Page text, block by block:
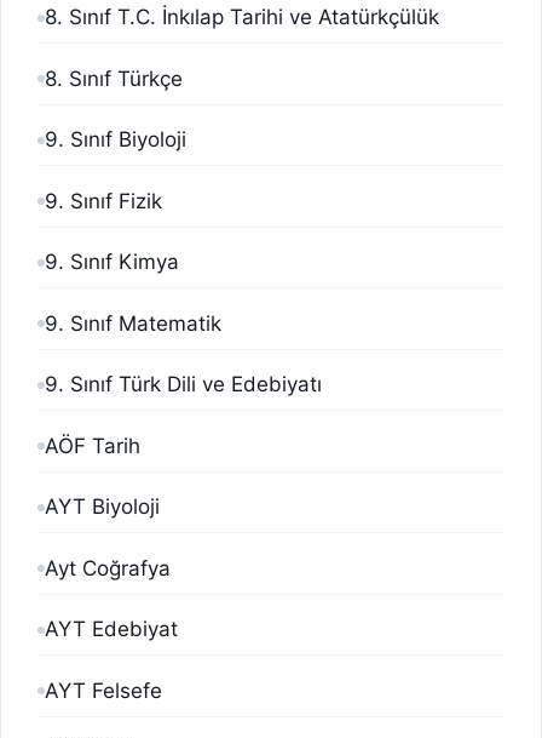
8. Sınıf T.C. İnkılap Tarihi ve Atatürkçülük
8. Sınıf Türkçe
9. Sınıf Biyoloji
9. Sınıf Fizik
9. Sınıf Kimya
9. Sınıf Matematik
9. Sınıf Türk Dili ve Edebiyatı
AÖF Tarih
AYT Biyoloji
Ayt Coğrafya
AYT Edebiyat
AYT Felsefe